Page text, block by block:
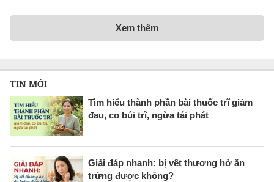
Xem thêm
TIN MỚI
Tìm hiểu thành phần bài thuốc trĩ giảm
đau, co búi trĩ, ngừa tái phát
Giải đáp nhanh: bị vết thương hở ăn
trứng được không?